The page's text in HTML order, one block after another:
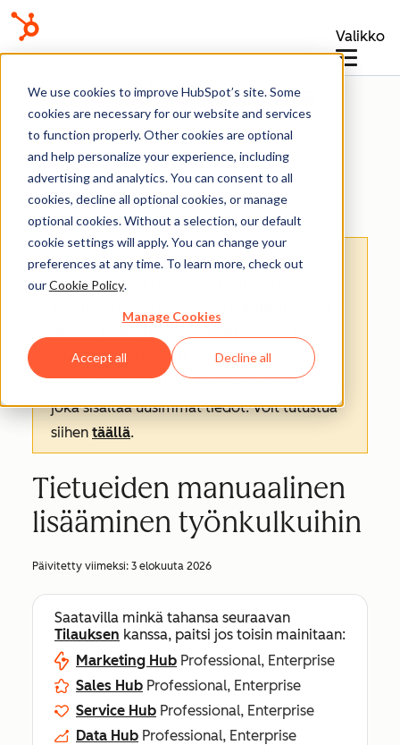
We use cookies to improve HubSpot’s site. Some
cookies are necessary for our website and services
to function properly. Other cookies are optional
and help personalize your experience, including
advertising and analytics. You can consent to all
cookies, decline all optional cookies, or manage
optional cookies. Without a selection, our default
cookie settings will apply. You can change your
preferences at any time. To learn more, check out
ourCookie Policy.
Manage Cookies
Accept all Decline all
Valikko
Tietämyskanta
Työnkulut
Huomaa: Tämän artikkelin käännös on
tarkoitettu vain tiedoksi. Käännös on luotu
ollen tämän artikkelin englanninkielistä
versiota on pidettävä hallitsevana versiona,
joka sisältää uusimmat tiedot. Voit tutustua
siihen täällä.
Tietueiden manuaalinen
lisääminen työnkulkuihin
Päivitetty viimeksi: 3 elokuuta 2026
Saatavilla minkä tahansa seuraavan
Tilauksen kanssa, paitsi jos toisin mainitaan:
Marketing Hub Professional, Enterprise
Sales Hub Professional, Enterprise
Service Hub Professional, Enterprise
Data Hub Professional, Enterprise